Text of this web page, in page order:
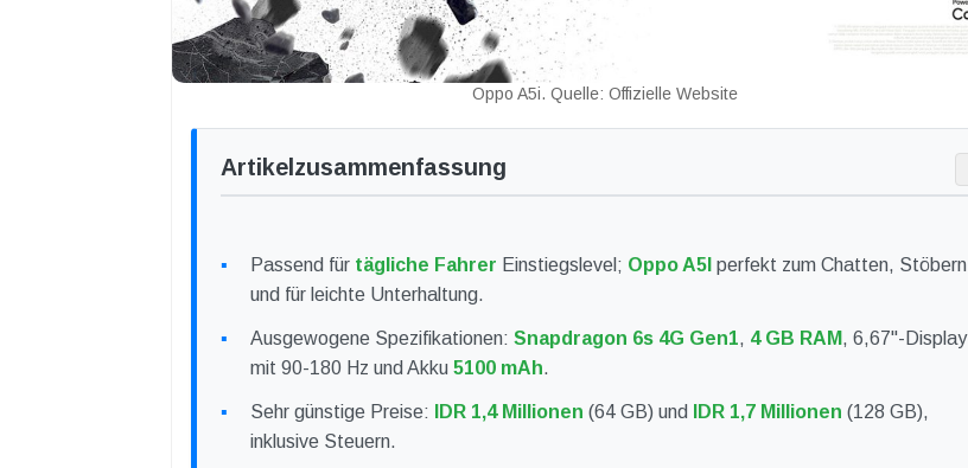
Oppo A5i. Quelle: Offizielle Website
Artikelzusammenfassung
Passend für tägliche Fahrer Einstiegslevel; Oppo A5I perfekt zum Chatten, Stöbern
und für leichte Unterhaltung.
Ausgewogene Spezifikationen: Snapdragon 6s 4G Gen1, 4 GB RAM , 6,67"-Display
mit 90-180 Hz und Akku 5100 mAh.
Sehr günstige Preise: IDR 1,4 Millionen (64 GB) und IDR 1,7 Millionen (128 GB),
inklusive Steuern.